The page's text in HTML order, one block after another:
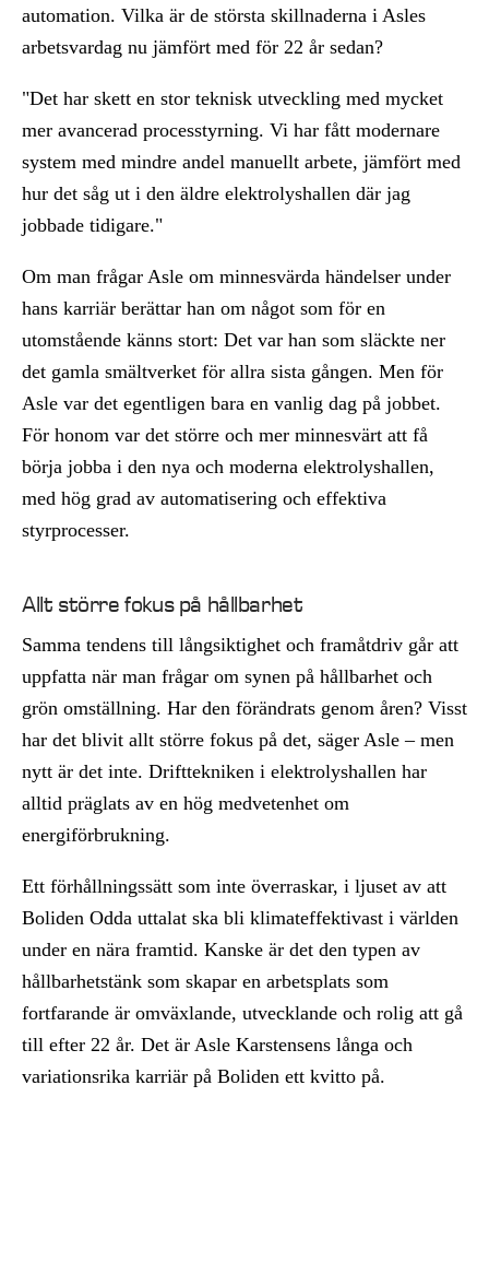
automation. Vilka är de största skillnaderna i Asles
arbetsvardag nu jämfört med för 22 år sedan?
"Det har skett en stor teknisk utveckling med mycket
mer avancerad processtyrning. Vi har fått modernare
system med mindre andel manuellt arbete, jämfört med
hur det såg ut i den äldre elektrolyshallen där jag
jobbade tidigare."
Om man frågar Asle om minnesvärda händelser under
hans karriär berättar han om något som för en
utomstående känns stort: Det var han som släckte ner
det gamla smältverket för allra sista gången. Men för
Asle var det egentligen bara en vanlig dag på jobbet.
För honom var det större och mer minnesvärt att få
börja jobba i den nya och moderna elektrolyshallen,
med hög grad av automatisering och effektiva
styrprocesser.
Allt större fokus på hållbarhet
Samma tendens till långsiktighet och framåtdriv går att
uppfatta när man frågar om synen på hållbarhet och
grön omställning. Har den förändrats genom åren? Visst
har det blivit allt större fokus på det, säger Asle – men
nytt är det inte. Drifttekniken i elektrolyshallen har
alltid präglats av en hög medvetenhet om
energiförbrukning.
Ett förhållningssätt som inte överraskar, i ljuset av att
Boliden Odda uttalat ska bli klimateffektivast i världen
under en nära framtid. Kanske är det den typen av
hållbarhetstänk som skapar en arbetsplats som
fortfarande är omväxlande, utvecklande och rolig att gå
till efter 22 år. Det är Asle Karstensens långa och
variationsrika karriär på Boliden ett kvitto på.